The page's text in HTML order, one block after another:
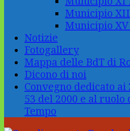
Municipio XII
Municipio XV
Notizie
Fotogallery
Mappa delle BdT di
Dicono di noi
Convegno dedicato
53 del 2000 e al ruolo
Tempo